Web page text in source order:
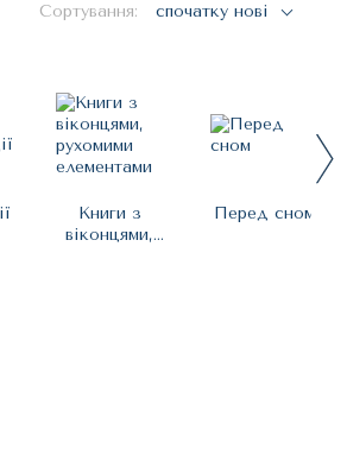
Сортування: спочатку нові
Книги з
віконцями,
Перед сном